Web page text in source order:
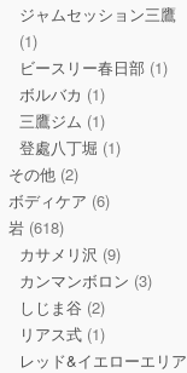
ジャムセッション三鷹
(1)
ビースリー春日部 (1)
ボルバカ (1)
三鷹ジム (1)
登處八丁堀 (1)
その他(2)
ボディケア (6)
岩(618)
カサメリ沢 (9)
カンマンボロン (3)
しじま谷 (2)
リアス式 (1)
レッド&イエローエリア